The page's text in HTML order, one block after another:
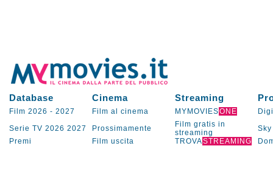
Database Cinema Streaming
Film 2026 - 2027 Film al cinema MYMOVIESONE
Serie TV 2026 2027 Prossimamente
Film gratis in
streaming
Sky
Premi
Film uscita TROVASTREAMING